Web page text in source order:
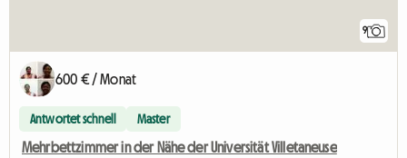
9
600 € / Monat
Antwortet schnell Master
Mehrbettzimmer in der Nähe der Universität Villetaneuse